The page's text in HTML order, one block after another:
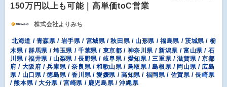
150万円以上も可能｜高単価toC営業
株式会社よりみち
北海道 / 青森県 / 岩手県 / 宮城県 / 秋田県 / 山形県 / 福島県 / 茨城県 / 栃
木県 / 群馬県 / 埼玉県 / 千葉県 / 東京都 / 神奈川県 / 新潟県 / 富山県 / 石
川県 / 福井県 / 山梨県 / 長野県 / 岐阜県 / 愛知県 / 三重県 / 滋賀県 / 京都
府 / 大阪府 / 兵庫県 / 奈良県 / 和歌山県 / 鳥取県 / 島根県 / 岡山県 / 広島
県 / 山口県 / 徳島県 / 香川県 / 愛媛県 / 高知県 / 福岡県 / 佐賀県 / 長崎県
/ 熊本県 / 大分県 / 宮崎県 / 鹿児島県 / 沖縄県